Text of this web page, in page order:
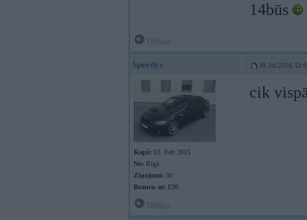
14būs
Speedys 30. Jul 2016,
Kopš: 03. Feb 2015
No: Rīga
Ziņojumi: 30
Braucu ar: E90
cik